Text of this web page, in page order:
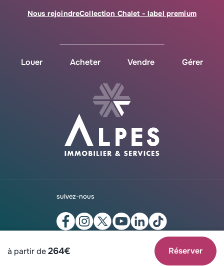
à partir de264€ Réserver
Nous rejoindreCollection Chalet - label premium
Louer Acheter Vendre Gérer
©AgenceDesAlpes 2026 site by
Mentions légales &
suivez-nous